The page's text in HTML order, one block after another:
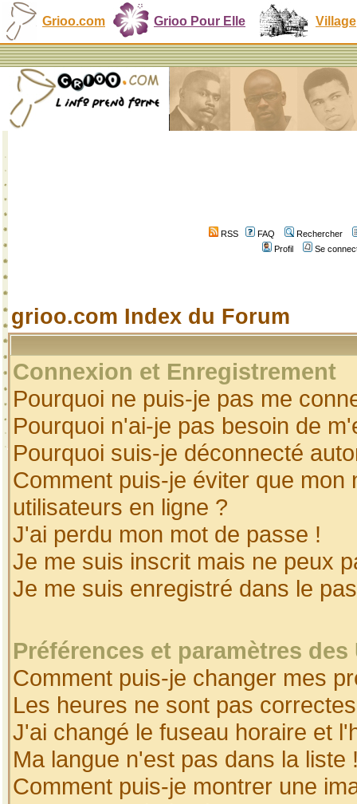
Grioo.com Grioo Pour Elle Village
RSS FAQ
Rechercher
Profil
Se
grioo.com Index du Forum
Connexion et Enregistrement
Pourquoi ne puis-je pas me
Pourquoi n'ai-je pas besoin de
Pourquoi suis-je déconnecté
Comment puis-je éviter que
utilisateurs en ligne ?
J'ai perdu mon mot de passe !
Je me suis inscrit mais ne peux
Je me suis enregistré dans le
Préférences et paramètres
Comment puis-je changer mes
Les heures ne sont pas
J'ai changé le fuseau horaire et
Ma langue n'est pas dans la liste
Comment puis-je montrer une